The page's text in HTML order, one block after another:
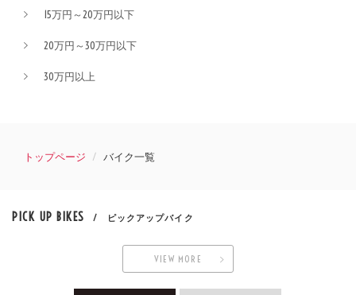
15万円～20万円以下
20万円～30万円以下
30万円以上
トップページ バイク一覧
PICK UP BIKES / ピックアップバイク
VIEW MORE